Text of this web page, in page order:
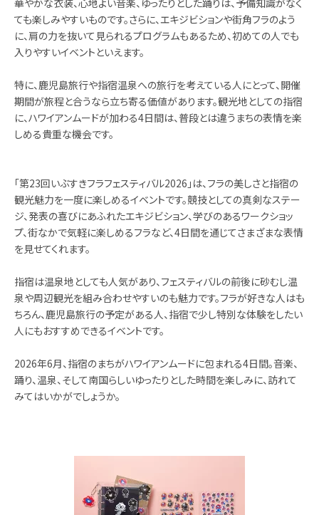
ても楽しみやすいものです。さらに、エキジビションや街角フラのよう
に、肩の力を抜いて見られるプログラムもあるため、初めての人でも
入りやすいイベントといえます。
特に、鹿児島旅行や指宿温泉への旅行を考えている人にとって、開催
期間が旅程と合うなら立ち寄る価値があります。観光地としての指宿
に、ハワイアンムードが加わる4日間は、普段とは違うまちの表情を楽
しめる貴重な機会です。
「第23回いぶすきフラフェスティバル2026」は、フラの美しさと指宿の
観光魅力を一度に楽しめるイベントです。競技としての真剣なステー
ジ、発表の喜びにあふれたエキジビション、学びのあるワークショッ
プ、街なかで気軽に楽しめるフラなど、4日間を通じてさまざまな表情
を見せてくれます。
指宿は温泉地としても人気があり、フェスティバルの前後に砂むし温
泉や周辺観光を組み合わせやすいのも魅力です。フラが好きな人はも
ちろん、鹿児島旅行の予定がある人、指宿で少し特別な体験をしたい
人にもおすすめできるイベントです。
2026年6月、指宿のまちがハワイアンムードに包まれる4日間。音楽、
踊り、温泉、そして南国らしいゆったりとした時間を楽しみに、訪れて
みてはいかがでしょうか。